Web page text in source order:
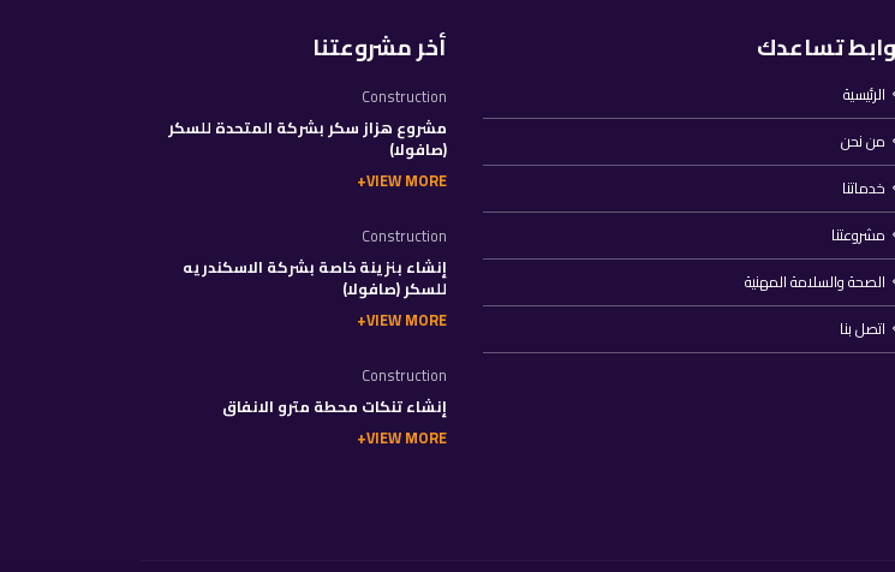
تساعدك
الرئيسية
من نحن
خدماتنا
مشروعتنا
الصحة والسلامة المهنية
اتصل بنا
أخر مشروعتنا
Construction
مشروع هزاز سكر بشركة المتحدة للسكر
(صافولا)
VIEW MORE
Construction
إنشاء بنزينة خاصة بشركة الاسكندريه
للسكر (صافولا)
VIEW MORE
Construction
إنشاء تنكات محطة مترو الانفاق
VIEW MORE